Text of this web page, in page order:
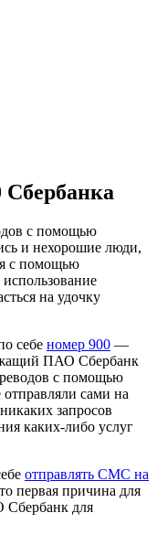
с помощью
и нехорошие люди,
с помощью
на удочку
себе номер 900 —
ПАО Сбербанк
с помощью
сами на
запросов
каких-либо услуг
отправлять СМС на
первая причина для
Сбербанк для